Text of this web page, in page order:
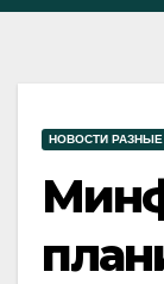
НОВОСТИ РАЗНЫЕ